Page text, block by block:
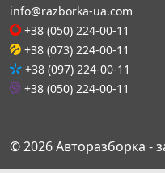
info@razborka-ua.com
+38 (050) 224-00-11
+38 (073) 224-00-11
+38 (097) 224-00-11
+38 (050) 224-00-11
© 2026 Авторазборка -